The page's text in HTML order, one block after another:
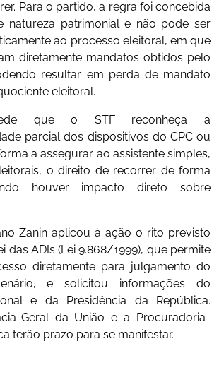
Para o partido, a regra foi concebida
natureza patrimonial e não pode ser
ao processo eleitoral, em que
diretamente mandatos obtidos pelo
resultar em perda de mandato
eleitoral.
que o STF reconheça a
parcial dos dispositivos do CPC ou
a assegurar ao assistente simples,
o direito de recorrer de forma
houver impacto direto sobre
Zanin aplicou à ação o rito previsto
das ADIs (Lei 9.868/1999), que permite
diretamente para julgamento do
e solicitou informações do
e da Presidência da República.
Geral da União e a Procuradoria-
terão prazo para se manifestar.